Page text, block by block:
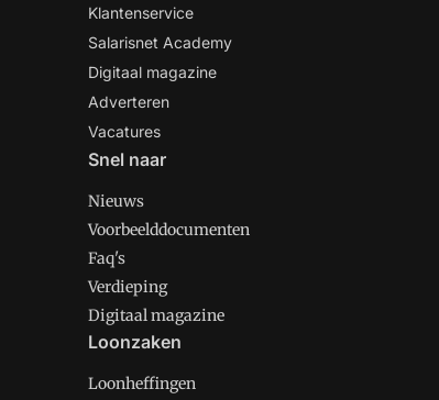
Klantenservice
Salarisnet Academy
Digitaal magazine
Adverteren
Vacatures
Snel naar
Nieuws
Voorbeelddocumenten
Faq's
Verdieping
Digitaal magazine
Loonzaken
Loonheffingen